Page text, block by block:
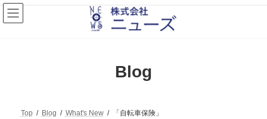
コ
ン
テ
ナ
ビ
ゲ
Blog
Top Blog What's New 「自転車保険」